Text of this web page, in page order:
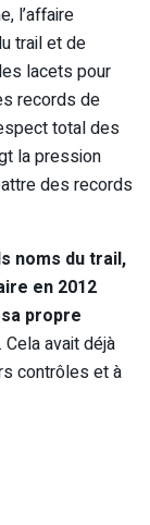
l’affaire
trail et de
lacets pour
records de
total des
la pression
des records
noms du trail,
en 2012
propre
. Cela avait déjà
contrôles et à